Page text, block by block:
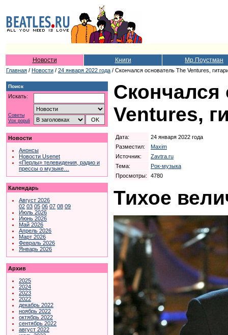
Новости Книги Мр.Поустман
Главная / Новости / 24 января 2022 года / Скончался основатель The Ventures,
Поиск
Искать:
Советы
Vox populi
Новости
Анонсы
Новости Usenet
«Перлы» телевидения, радио и
прессы о музыке…
Календарь
Август 2026
02 03 05 06 07 08 09
Июль 2026
Июнь 2026
Май 2026
Апрель 2026
Март 2026
Февраль 2026
Январь 2026
Архив
2025
2024
2023
2022
декабрь 2022
ноябрь 2022
октябрь 2022
сентябрь 2022
август 2022
Скончался
Ventures,
Дата:
24 января 2022 года
Разместил:
Maxim
Источник:
Zavtra.ru
Тема:
Рок-музыка
Просмотры:
4780
Тихое